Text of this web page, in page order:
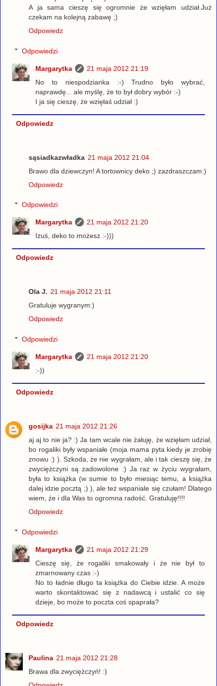
A ja sama cieszę się ogromnie że wzięłam udział.Już
czekam na kolejną zabawę ;)
Odpowiedz
Odpowiedzi
Margarytka
21 maja 2012 21:19
No to niespodzianka :-) Trudno było wybrać,
naprawdę... ale myślę, że to był dobry wybór :-)
I ja się cieszę, że wzięłaś udział :)
Odpowiedz
sąsiadkazwładka 21 maja 2012 21:04
Brawo dla dziewczyn! A tortownicy deko ;) zazdraszczam:)
Odpowiedz
Odpowiedzi
Margarytka
21 maja 2012 21:20
Izuś, deko to możesz :-)))
Odpowiedz
Ola J. 21 maja 2012 21:11
Gratuluje wygranym:)
Odpowiedz
Odpowiedzi
Margarytka
21 maja 2012 21:20
:-))
Odpowiedz
gosijka 21 maja 2012 21:26
aj aj to nie ja? :) Ja tam wcale nie żałuję, że wzięłam udział,
bo rogaliki były wspaniałe (moja mama pyta kiedy je zrobię
znowu :) ). Szkoda, że nie wygrałam, ale i tak cieszę się, że
zwyciężczyni są zadowolone :) Ja raz w życiu wygrałam,
była to książka (w sumie to było miesiąc temu, a książka
dalej idzie pocztą ;) ), ale też wspaniale się czułam! Dlatego
wiem, że i dla Was to ogromna radość. Gratuluję!!!!
Odpowiedz
Odpowiedzi
Margarytka
21 maja 2012 21:29
Cieszę się, że rogaliki smakowały i że nie był to
zmarnowany czas :-)
No to ładnie długo ta książka do Ciebie idzie. A może
warto skontaktować się z nadawcą i ustalić co się
dzieje, bo może to poczta coś spaprała?
Odpowiedz
Paulina 21 maja 2012 21:28
Brawa dla zwyciężczyń! :)